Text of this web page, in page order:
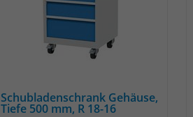
Schubladenschrank Gehäuse,
Tiefe 500 mm, R 18-16
Anbieter
Laufzeit